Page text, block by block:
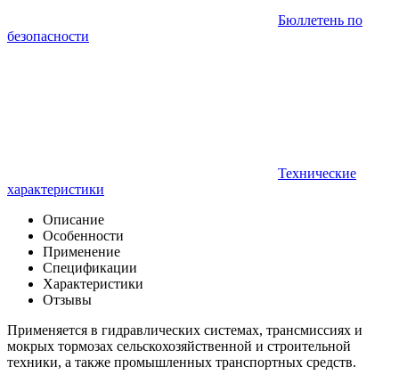
Бюллетень по
безопасности
Технические
характеристики
Описание
Особенности
Применение
Спецификации
Характеристики
Отзывы
Применяется в гидравлических системах, трансмиссиях и
мокрых тормозах сельскохозяйственной и строительной
техники, а также промышленных транспортных средств.